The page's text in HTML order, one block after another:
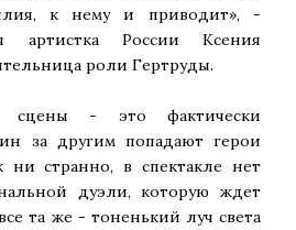
к нему и приводит», -
артистка России Ксения
роли Гертруды.
сцены - это фактически
за другим попадают герои
ни странно, в спектакле нет
дуэли, которую ждет
та же - тоненький луч света